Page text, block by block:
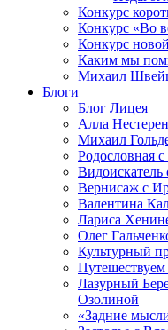
Конкурс
Конкурс «Во
Конкурс
Каким мы
Михаил
Блоги
Блог Лицея
Алла
Михаил
Родословная
Вернисаж с
Валентина
Лариса
Олег
Культурный
Лазурный
Озолиной
«Задние